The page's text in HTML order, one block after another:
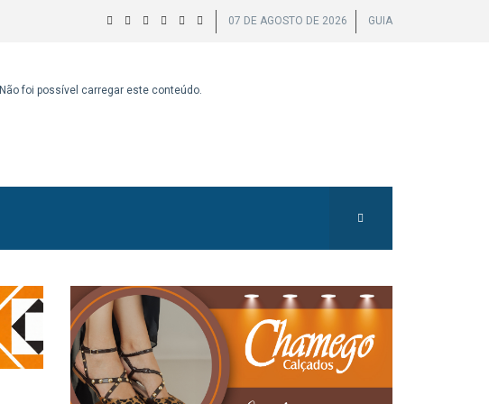
07 DE AGOSTO DE 2026 GUIA
Não foi possível carregar este conteúdo.